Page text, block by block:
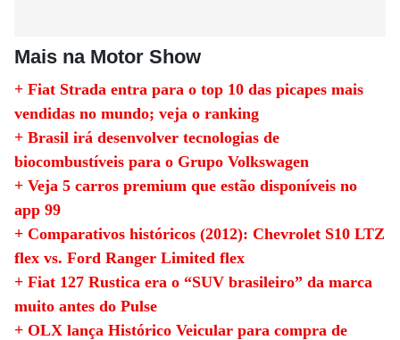
Mais na Motor Show
+ Fiat Strada entra para o top 10 das picapes mais
vendidas no mundo; veja o ranking
+ Brasil irá desenvolver tecnologias de
biocombustíveis para o Grupo Volkswagen
+ Veja 5 carros premium que estão disponíveis no
app 99
+ Comparativos históricos (2012): Chevrolet S10 LTZ
flex vs. Ford Ranger Limited flex
+ Fiat 127 Rustica era o “SUV brasileiro” da marca
muito antes do Pulse
+ OLX lança Histórico Veicular para compra de